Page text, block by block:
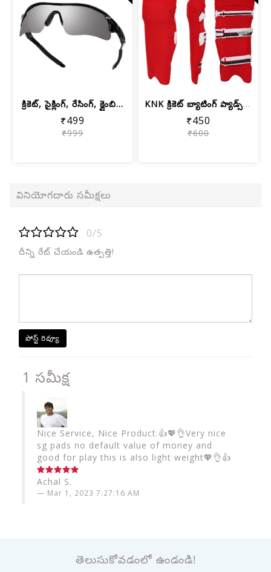
క్రికెట్, సైక్లింగ్, రేసింగ్, క్లైంబి...
₹499
₹999
KNK క్రికెట్ బ్యాటింగ్ ప్యాడ్స్ కవర్ ...
₹450
₹600
వినియోగదారు సమీక్షలు
0/5
దీన్ని రేట్ చేయండి ఉత్పత్తి!
పోస్ట్ రివ్యూ
1 సమీక్ష
Nice Service, Nice Product.👍💖👌Very nice
sg pads no default value of money and
good for play this is also light weight💖👌👍
Achal S.
Mar 1, 2023 7:27:16 AM
తెలుసుకోవడంలో ఉండండి!